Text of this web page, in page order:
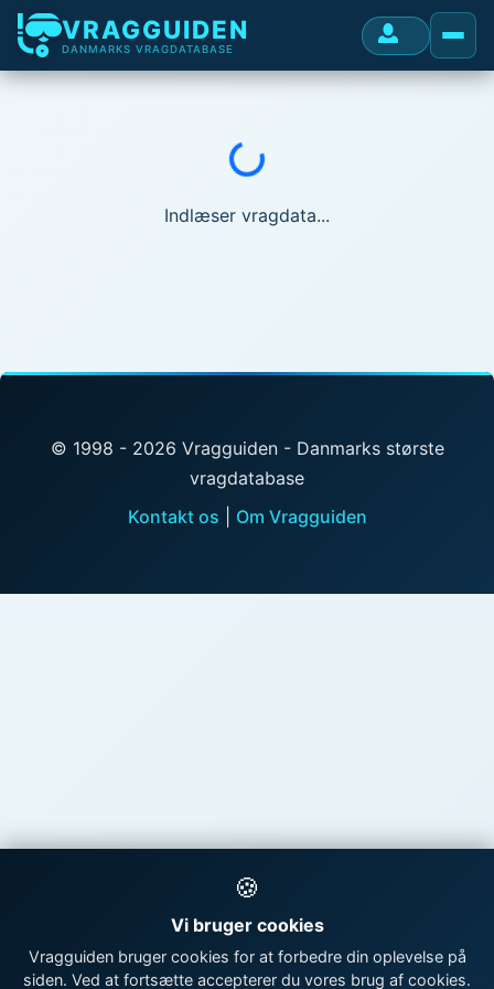
VRAGGUIDEN
DANMARKS VRAGDATABASE
Indlæser...
Indlæser vragdata...
© 1998 - 2026 Vragguiden - Danmarks største
vragdatabase
Kontakt os
Om Vragguiden
🍪
Vi bruger cookies
Vragguiden bruger cookies for at forbedre din oplevelse på
siden. Ved at fortsætte accepterer du vores brug af cookies.